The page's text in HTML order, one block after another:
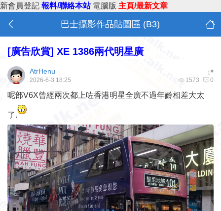
新會員登記 報料/聯絡本站 電腦版 主頁/最新文章
巴士攝影作品貼圖區 (B3)
[廣告欣賞] XE 1386兩代明星廣
1#
AtrHenu
1573 0
2026-6-3 18:25
呢部V6X曾經兩次都上咗香港明星全廣不過年齡相差大太
了.